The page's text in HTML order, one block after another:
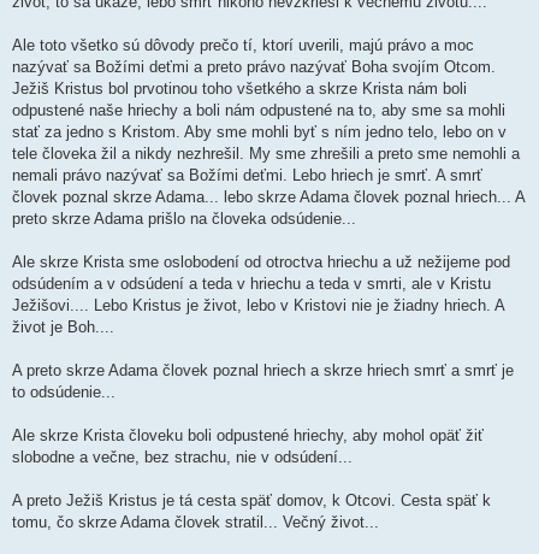
Ale toto všetko sú dôvody prečo tí, ktorí uverili, majú právo a moc
nazývať sa Božími deťmi a preto právo nazývať Boha svojím Otcom.
Ježiš Kristus bol prvotinou toho všetkého a skrze Krista nám boli
odpustené naše hriechy a boli nám odpustené na to, aby sme sa mohli
stať za jedno s Kristom. Aby sme mohli byť s ním jedno telo, lebo on v
tele človeka žil a nikdy nezhrešil. My sme zhrešili a preto sme nemohli a
nemali právo nazývať sa Božími deťmi. Lebo hriech je smrť. A smrť
človek poznal skrze Adama... lebo skrze Adama človek poznal hriech... A
preto skrze Adama prišlo na človeka odsúdenie...
Ale skrze Krista sme oslobodení od otroctva hriechu a už nežijeme pod
odsúdením a v odsúdení a teda v hriechu a teda v smrti, ale v Kristu
Ježišovi.... Lebo Kristus je život, lebo v Kristovi nie je žiadny hriech. A
život je Boh....
A preto skrze Adama človek poznal hriech a skrze hriech smrť a smrť je
to odsúdenie...
Ale skrze Krista človeku boli odpustené hriechy, aby mohol opäť žiť
slobodne a večne, bez strachu, nie v odsúdení...
A preto Ježiš Kristus je tá cesta späť domov, k Otcovi. Cesta späť k
tomu, čo skrze Adama človek stratil... Večný život...